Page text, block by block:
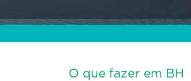
O que fazer em BH